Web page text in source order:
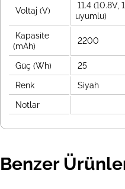
Voltaj (V)
11.4 (10.8V,
uyumlu)
Kapasite
(mAh)
2200
Güç (Wh) 25
Renk Siyah
Notlar
Benzer